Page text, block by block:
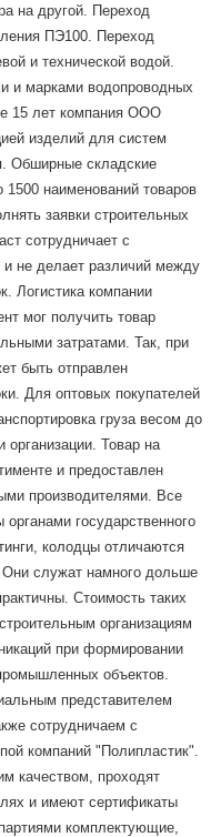
на другой. Переход
ПЭ100. Переход
и технической водой.
и марками водопроводных
15 лет компания ООО
изделий для систем
Обширные складские
1500 наименований товаров
заявки строительных
сотрудничает с
не делает различий между
Логистика компании
мог получить товар
затратами. Так, при
быть отправлен
Для оптовых покупателей
груза весом до
Товар на
и предоставлен
производителями. Все
государственного
колодцы отличаются
Они служат намного дольше
Стоимость таких
организациям
при формировании
объектов.
представителем
сотрудничаем с
компаний "Полипластик".
качеством, проходят
и имеют сертификаты
комплектующие,